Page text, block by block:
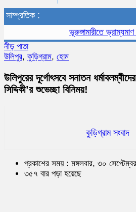
সাম্প্রতিক :
ভূরুঙ্গামারীতে ভ্রাম্যমাণ
নীড় পাতা
উলিপুর, কুড়িগ্রাম, হোম
উলিপুরের দূর্গোৎসবে সনাতন
সিদ্দিকী’র শুভেচ্ছা বিনিময়!
কুড়িগ্রাম সংবাদ
প্রকাশের সময় : মঙ্গলবার, ৩০
৩৫৭ বার পড়া হয়েছে